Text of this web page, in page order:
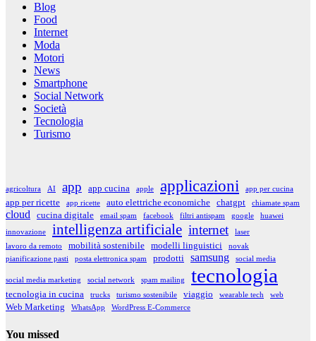
Blog
Food
Internet
Moda
Motori
News
Smartphone
Social Network
Società
Tecnologia
Turismo
agricoltura AI app app cucina apple applicazioni app per cucina
app per ricette app ricette auto elettriche economiche chatgpt chiamate spam
cloud cucina digitale email spam facebook filtri antispam google huawei
innovazione intelligenza artificiale internet
laser
lavoro da remoto
mobilità sostenibile modelli linguistici
novak
pianificazione pasti
posta elettronica spam prodotti samsung social media
social media marketing social network spam mailing tecnologia
tecnologia in cucina trucks turismo sostenibile viaggio wearable tech web
Web Marketing WhatsApp WordPress E-Commerce
You missed